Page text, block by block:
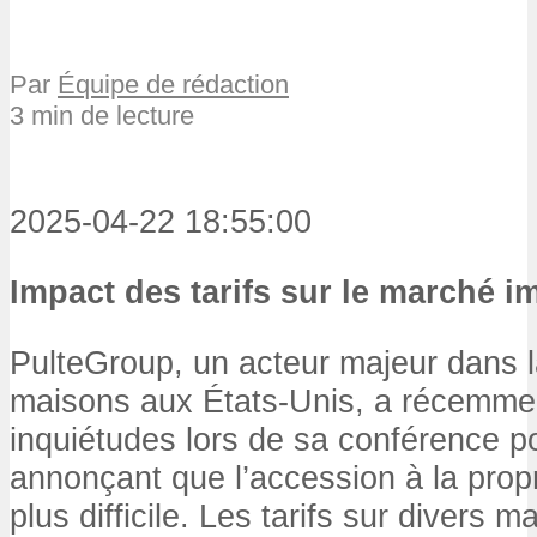
Par Équipe de rédaction
3 min de lecture
2025-04-22 18:55:00
Impact des tarifs sur le marché
PulteGroup, un acteur majeur dans
maisons aux États-Unis, a
inquiétudes lors de sa conférence
annonçant que l’accession à la
plus difficile. Les tarifs sur divers